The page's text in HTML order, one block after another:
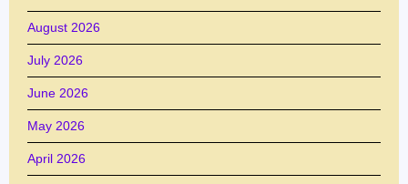
August 2026
July 2026
June 2026
May 2026
April 2026